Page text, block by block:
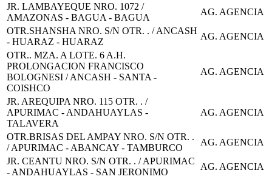
JR. LAMBAYEQUE NRO. 1072 /
AMAZONAS - BAGUA - BAGUA
AG. AGENCIA
OTR.SHANSHA NRO. S/N OTR. . / ANCASH
- HUARAZ - HUARAZ
AG. AGENCIA
OTR.. MZA. A LOTE. 6 A.H.
PROLONGACION FRANCISCO
BOLOGNESI / ANCASH - SANTA -
COISHCO
AG. AGENCIA
JR. AREQUIPA NRO. 115 OTR. . /
APURIMAC - ANDAHUAYLAS -
TALAVERA
AG. AGENCIA
OTR.BRISAS DEL AMPAY NRO. S/N OTR. .
/ APURIMAC - ABANCAY - TAMBURCO
AG. AGENCIA
JR. CEANTU NRO. S/N OTR. . / APURIMAC
- ANDAHUAYLAS - SAN JERONIMO
AG. AGENCIA